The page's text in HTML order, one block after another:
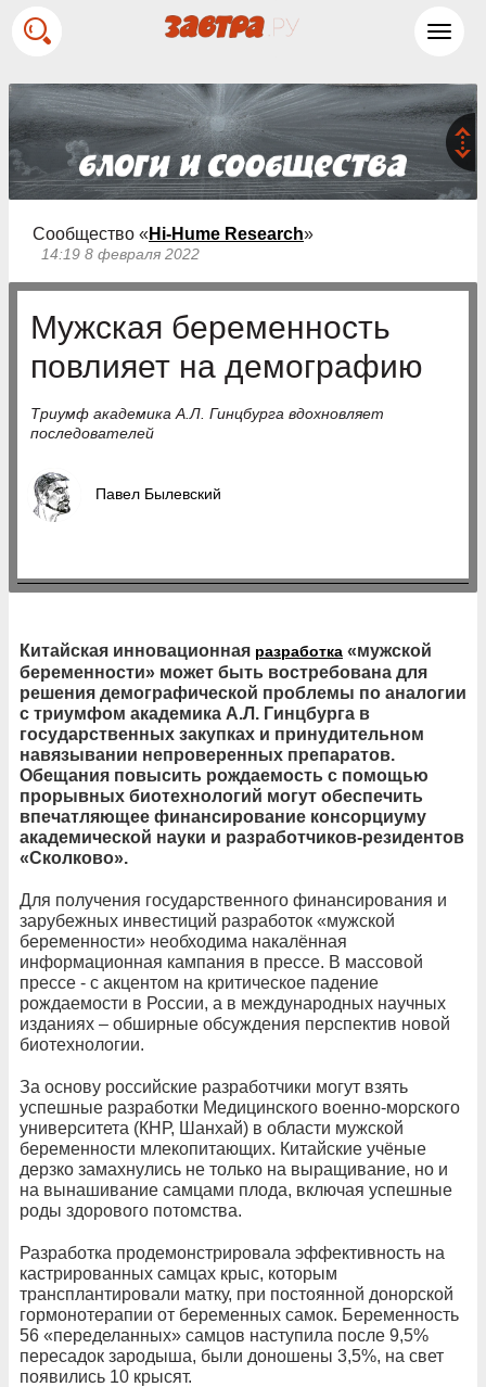
Сообщество « Hi-Hume Research»
14:19 8 февраля 2022
Мужская беременность
повлияет на демографию
Триумф академика А.Л. Гинцбурга вдохновляет
последователей
Павел Былевский
Китайская инновационная разработка «мужской
беременности» может быть востребована для
решения демографической проблемы по аналогии
с триумфом академика А.Л. Гинцбурга в
государственных закупках и принудительном
навязывании непроверенных препаратов.
Обещания повысить рождаемость с помощью
прорывных биотехнологий могут обеспечить
впечатляющее финансирование консорциуму
академической науки и разработчиков-резидентов
«Сколково».
Для получения государственного финансирования и
зарубежных инвестиций разработок «мужской
беременности» необходима накалённая
информационная кампания в прессе. В массовой
прессе ‑ с акцентом на критическое падение
рождаемости в России, а в международных научных
изданиях – обширные обсуждения перспектив новой
биотехнологии.
За основу российские разработчики могут взять
успешные разработки Медицинского военно-морского
университета (КНР, Шанхай) в области мужской
беременности млекопитающих. Китайские учёные
дерзко замахнулись не только на выращивание, но и
на вынашивание самцами плода, включая успешные
роды здорового потомства.
Разработка продемонстрировала эффективность на
кастрированных самцах крыс, которым
трансплантировали матку, при постоянной донорской
гормонотерапии от беременных самок. Беременность
56 «переделанных» самцов наступила после 9,5%
пересадок зародыша, были доношены 3,5%, на свет
появились 10 крысят.